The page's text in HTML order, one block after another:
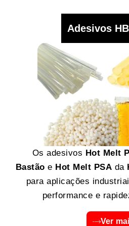
Adesivos
Os adesivos Hot Melt
Bastão e Hot Melt PSA da
para aplicações
performance e
Ver